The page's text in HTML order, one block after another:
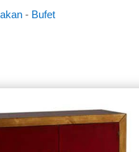
- Bufet